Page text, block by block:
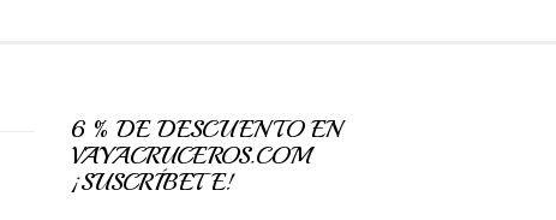
6 % DE DESCUENTO EN
VAYACRUCEROS.COM
¡SUSCRÍBETE!